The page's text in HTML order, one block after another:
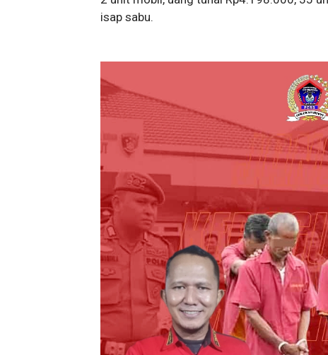
isap sabu.